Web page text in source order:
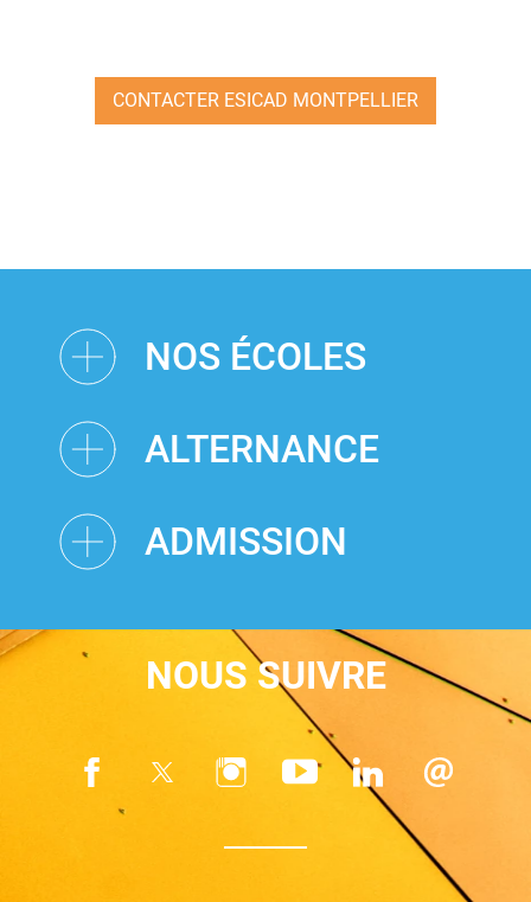
CONTACTER ESICAD MONTPELLIER
NOS ÉCOLES
ALTERNANCE
ADMISSION
NOUS SUIVRE